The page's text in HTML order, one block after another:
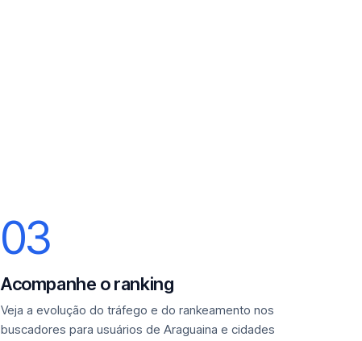
03
Acompanhe o ranking
Veja a evolução do tráfego e do rankeamento nos
buscadores para usuários de Araguaina e cidades